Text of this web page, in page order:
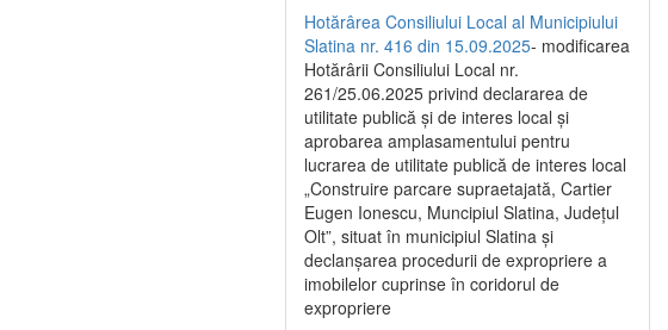
Hotărârea Consiliului Local al Municipiului
Slatina nr. 416 din 15.09.2025- modificarea
Hotărârii Consiliului Local nr.
261/25.06.2025 privind declararea de
utilitate publică și de interes local și
aprobarea amplasamentului pentru
lucrarea de utilitate publică de interes local
„Construire parcare supraetajată, Cartier
Eugen Ionescu, Muncipiul Slatina, Județul
Olt”, situat în municipiul Slatina și
declanșarea procedurii de expropriere a
imobilelor cuprinse în coridorul de
expropriere